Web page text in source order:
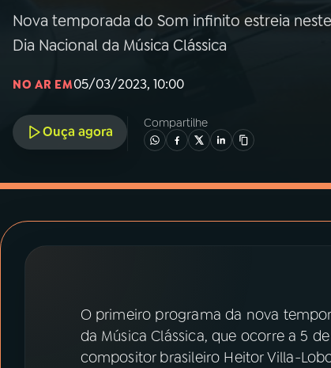
02
04PROGRAMAS
06VIDEOCASTS
PRÊMIO RÁDIO MEC
Nova temporada do Som infinito estreia
Dia Nacional da Música Clássica
NO AR EM05/03/2023, 10:00
Ouça agora
Compartilhe
O primeiro programa da nova
da Música Clássica, que ocorre a 5
compositor brasileiro Heitor Villa-